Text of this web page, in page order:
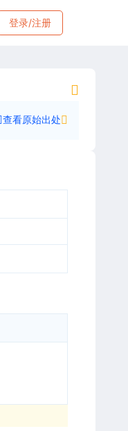
登录/注册
查看原始出处